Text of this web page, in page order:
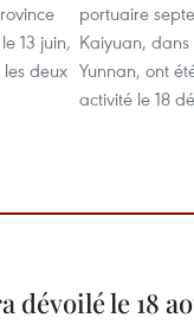
13 juin,
deux
portuaire
Kaiyuan,
Yunnan, ont
activité le 18
dévoilé le 18